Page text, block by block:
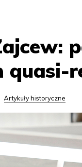
quasi-
Artykuły historyczne